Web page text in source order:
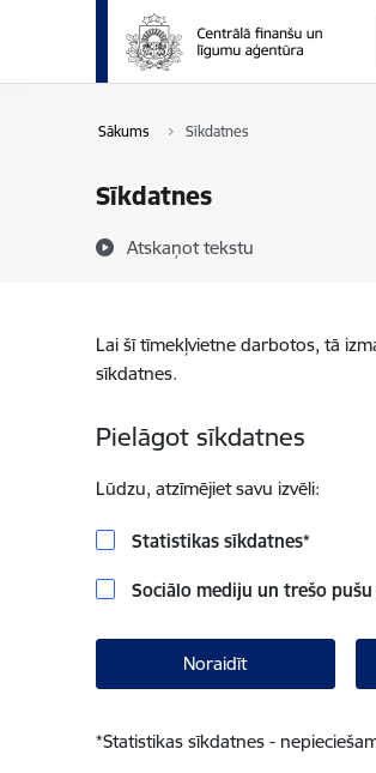
Pāriet uz lapas saturu
Sākums Sīkdatnes
Sīkdatnes
Atskaņot tekstu
Lai šī tīmekļvietne darbotos, tā
sīkdatnes.
Pielāgot sīkdatnes
Lūdzu, atzīmējiet savu izvēli:
Statistikas sīkdatnes*
Sociālo mediju un trešo
Noraidīt
*Statistikas sīkdatnes -